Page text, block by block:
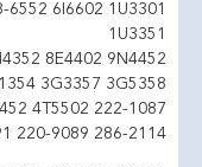
6552 6I6602 1U3301
1U3351
8E4402 9N4452
3G3357 3G5358
4T5502 222-1087
220-9089 286-2114